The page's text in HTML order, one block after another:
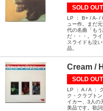
SOLD OUT
LP ： B+ / A- /
ュー作。まだ
代の名曲「も
だ・・・。ラ
スライドも泣
品。
Cream /
SOLD OUT
LP ： A / A ：
ク・クラプト
イカー、3人の
美品です。歌